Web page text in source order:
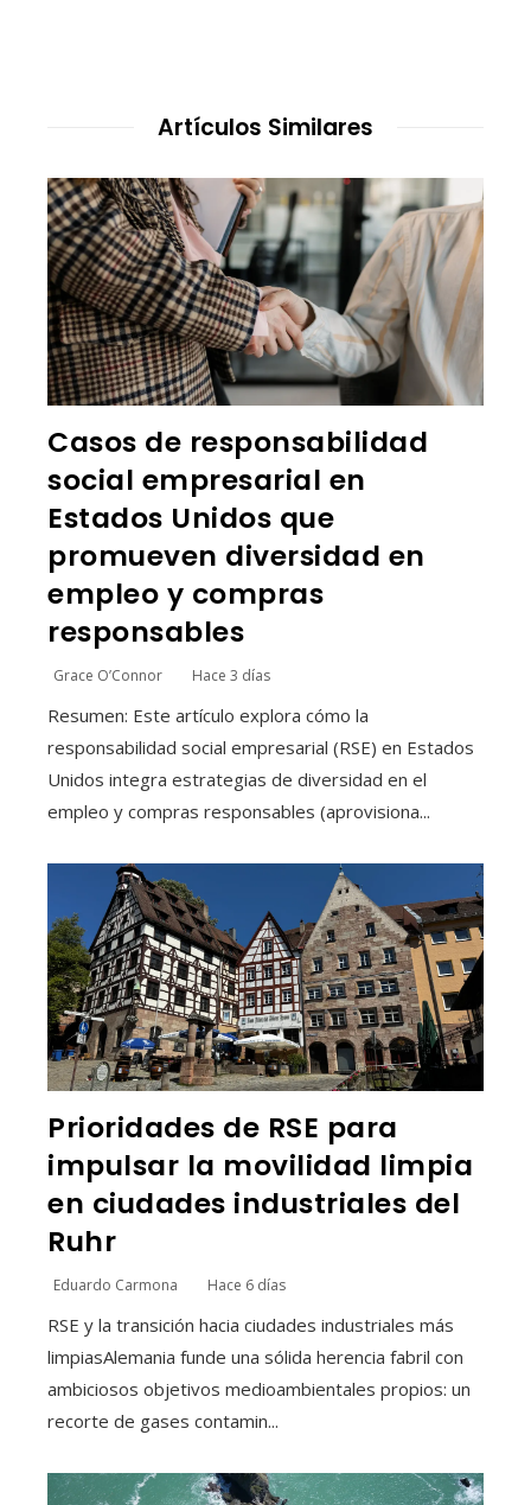
Artículos Similares
Casos de responsabilidad
social empresarial en
Estados Unidos que
promueven diversidad en
empleo y compras
responsables
Grace O’Connor Hace 3 días
Resumen: Este artículo explora cómo la
responsabilidad social empresarial (RSE) en Estados
Unidos integra estrategias de diversidad en el
empleo y compras responsables (aprovisiona...
Prioridades de RSE para
impulsar la movilidad limpia
en ciudades industriales del
Ruhr
Eduardo Carmona Hace 6 días
RSE y la transición hacia ciudades industriales más
limpiasAlemania funde una sólida herencia fabril con
ambiciosos objetivos medioambientales propios: un
recorte de gases contamin...